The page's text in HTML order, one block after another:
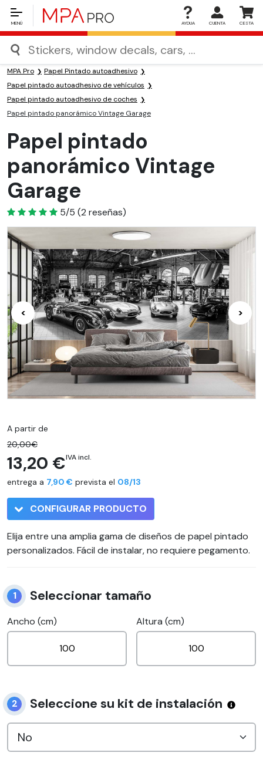
MENÚ AYDUA CUENTA CESTA
MPA Pro
Papel Pintado autoadhesivo
Papel pintado autoadhesivo de vehículos
Papel pintado autoadhesivo de coches
Papel pintado panorámico Vintage Garage
Papel pintado
panorámico Vintage
Garage
5
5/5 (2 reseñas)
< >
A partir de
20,00€
13,20 €IVA incl.
entrega a 7,90 € prevista el 08/13
CONFIGURAR PRODUCTO
Elija entre una amplia gama de diseños de papel pintado
personalizados. Fácil de instalar, no requiere pegamento.
1 Seleccionar tamaño
Ancho (cm) Altura (cm)
2 Seleccione su kit de instalación